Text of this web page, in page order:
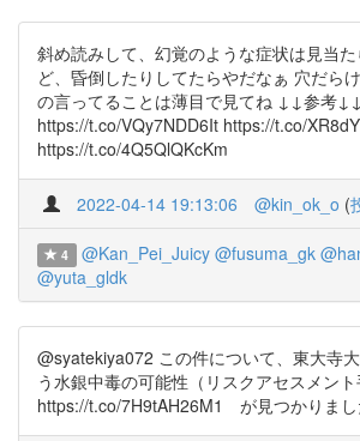
斜め読みして、幻覚のような症状は見当
ど、昏倒したりしてたらやだなぁ 穴だら
の言ってることは薄目で見てね ↓↓参考↓↓
https://t.co/VQy7NDD6It https://t.co/
https://t.co/4Q5QlQKcKm
2022-04-14 19:13:06 @kin_ok_o (
4 @Kan_Pei_Juicy @fusuma_gk
@yuta_gldk
@syatekiya072 この件について、東大寺
う水銀中毒の可能性（リスクアセスメント
https://t.co/7H9tAH26M1 が見つかりまし